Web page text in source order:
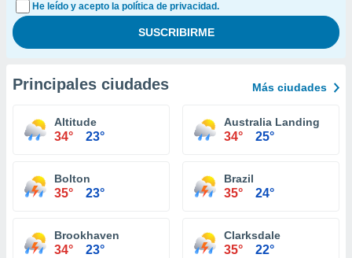
He leído y acepto la política de privacidad.
Principales ciudades Más ciudades
Altitude
34° 23°
Australia Landing
34° 25°
Bolton
35° 23°
Brazil
35° 24°
Brookhaven
34° 23°
Clarksdale
35° 22°